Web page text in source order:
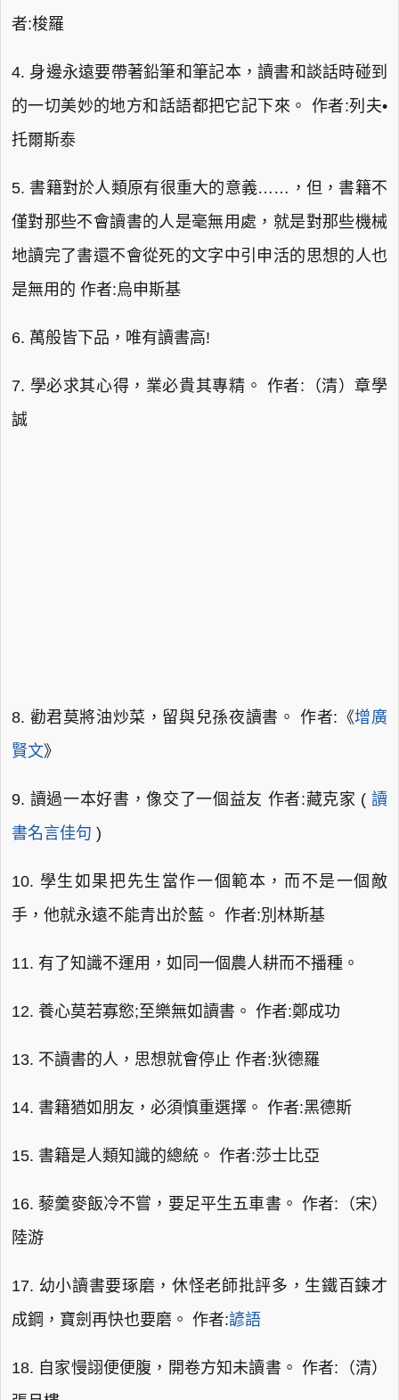
者:梭羅
4. 身邊永遠要帶著鉛筆和筆記本，讀書和談話時碰到
的一切美妙的地方和話語都把它記下來。 作者:列夫•
托爾斯泰
5. 書籍對於人類原有很重大的意義……，但，書籍不
僅對那些不會讀書的人是毫無用處，就是對那些機械
地讀完了書還不會從死的文字中引申活的思想的人也
是無用的 作者:烏申斯基
6. 萬般皆下品，唯有讀書高!
7. 學必求其心得，業必貴其專精。 作者:（清）章學
誠
8. 勸君莫將油炒菜，留與兒孫夜讀書。 作者:《增廣
賢文》
9. 讀過一本好書，像交了一個益友 作者:藏克家 ( 讀
書名言佳句 )
10. 學生如果把先生當作一個範本，而不是一個敵
手，他就永遠不能青出於藍。 作者:別林斯基
11. 有了知識不運用，如同一個農人耕而不播種。
12. 養心莫若寡慾;至樂無如讀書。 作者:鄭成功
13. 不讀書的人，思想就會停止 作者:狄德羅
14. 書籍猶如朋友，必須慎重選擇。 作者:黑德斯
15. 書籍是人類知識的總統。 作者:莎士比亞
16. 藜羹麥飯冷不嘗，要足平生五車書。 作者:（宋）
陸游
17. 幼小讀書要琢磨，休怪老師批評多，生鐵百鍊才
成鋼，寶劍再快也要磨。 作者:諺語
18. 自家慢詡便便腹，開卷方知未讀書。 作者:（清）